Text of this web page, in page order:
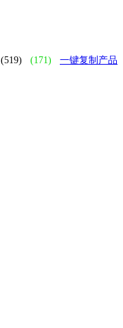
(519) (171) 一键复制产品